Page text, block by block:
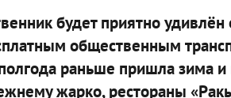
будет приятно
общественным
раньше пришла зима
жарко, рестораны